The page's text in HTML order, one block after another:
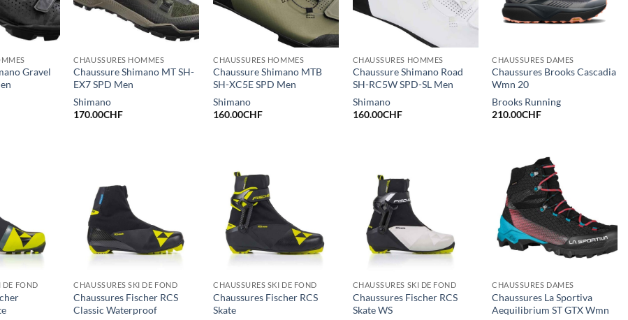
Gravel
CHAUSSURES HOMMES
Chaussure Shimano MT SH-
EX7 SPD Men
Shimano
170.00CHF
CHAUSSURES HOMMES
Chaussure Shimano MTB
SH-XC5E SPD Men
Shimano
160.00CHF
CHAUSSURES HOMMES
Chaussure Shimano Road
SH-RC5W SPD-SL Men
Shimano
160.00CHF
CHAUSSURES DAMES
Chaussures Brooks Cascadia
Wmn 20
Brooks Running
210.00CHF
DE FOND CHAUSSURES SKI DE FOND
Chaussures Fischer RCS
Classic Waterproof
CHAUSSURES SKI DE FOND
Chaussures Fischer RCS
Skate
CHAUSSURES SKI DE FOND
Chaussures Fischer RCS
Skate WS
CHAUSSURES DAMES
Chaussures La Sportiva
Aequilibrium ST GTX Wmn